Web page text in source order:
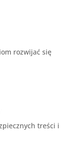
rozwijać się
treści i